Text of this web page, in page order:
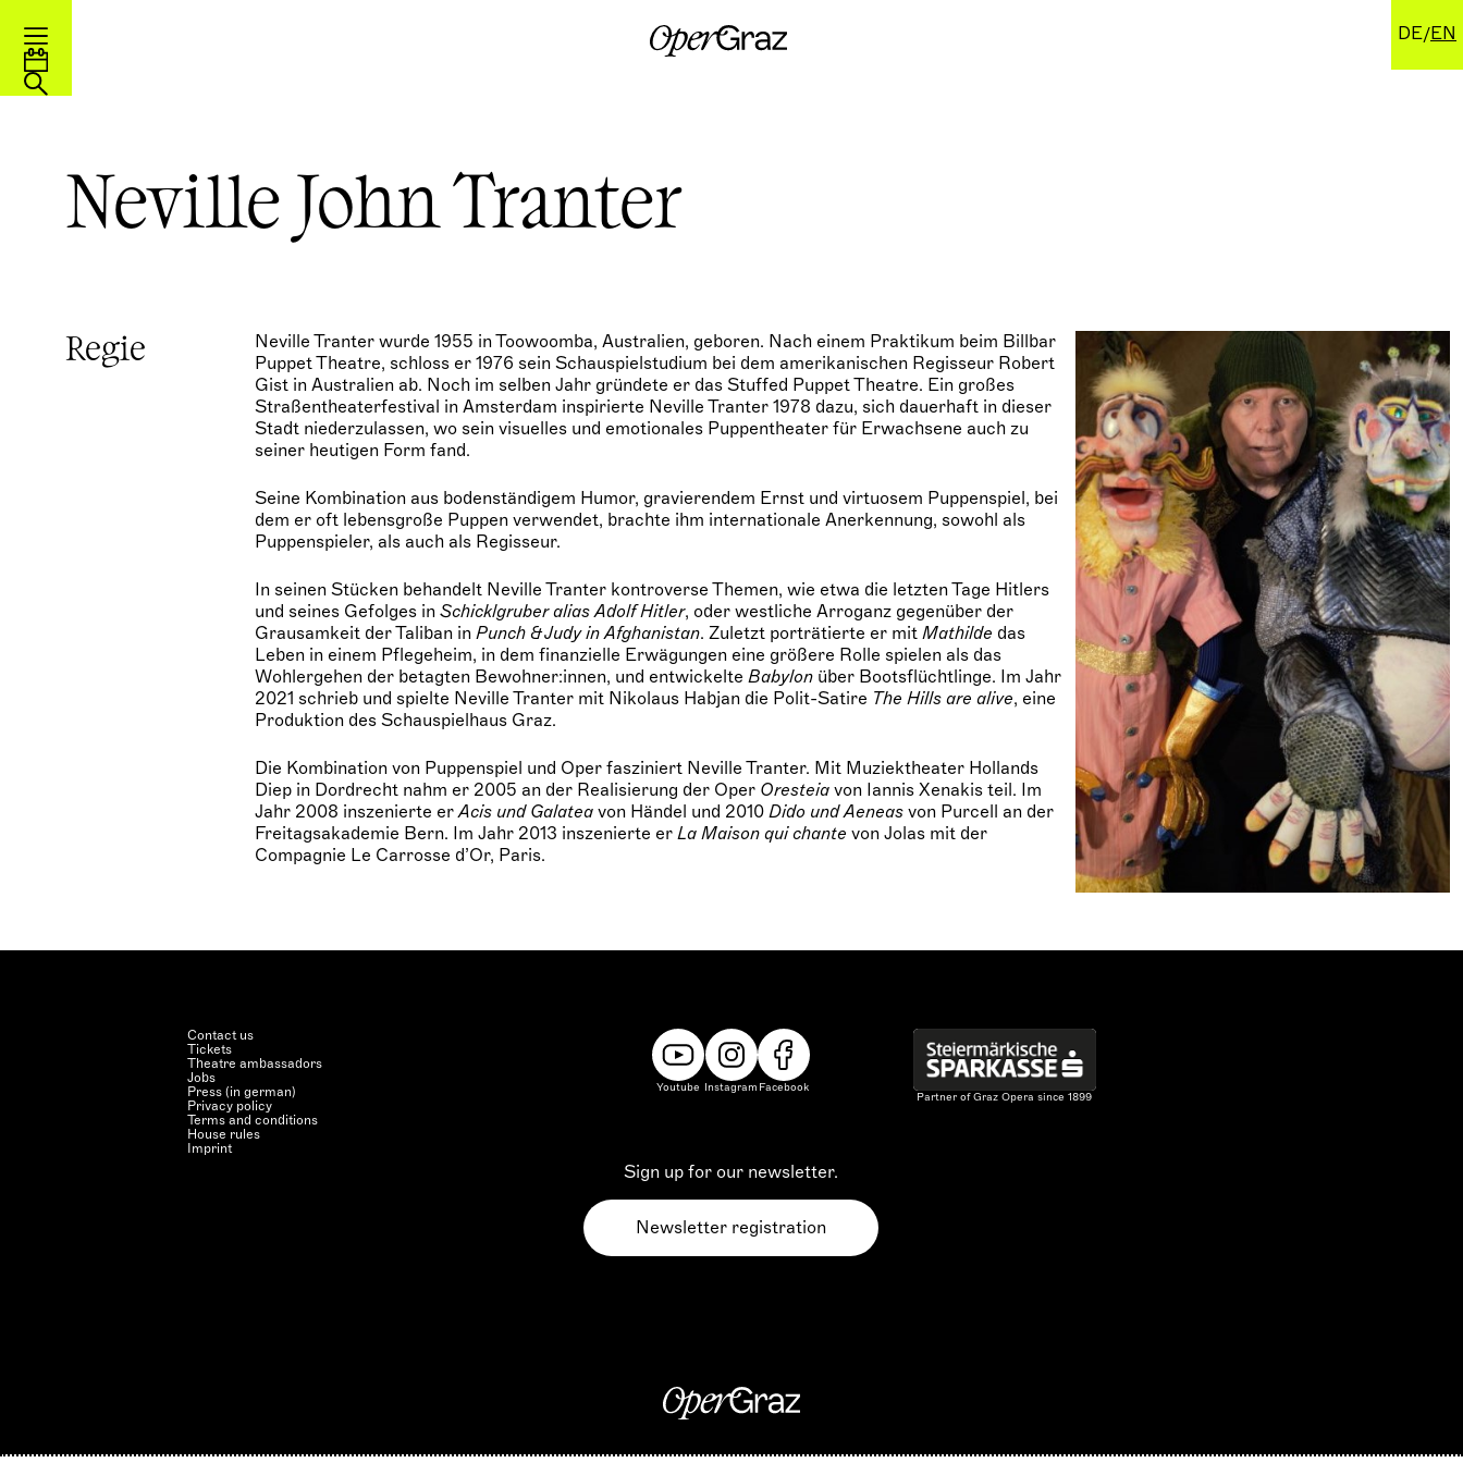
k
i
DE EN
Neville John Tranter
Neville Tranter wurde 1955 in Toowoomba, Australien, geboren. Nach einem Praktikum beim Billbar
Puppet Theatre, schloss er 1976 sein Schauspielstudium bei dem amerikanischen Regisseur Robert
Gist in Australien ab. Noch im selben Jahr gründete er das Stuffed Puppet Theatre. Ein großes
Straßentheaterfestival in Amsterdam inspirierte Neville Tranter 1978 dazu, sich dauerhaft in dieser
Stadt niederzulassen, wo sein visuelles und emotionales Puppentheater für Erwachsene auch zu
seiner heutigen Form fand.
Seine Kombination aus bodenständigem Humor, gravierendem Ernst und virtuosem Puppenspiel, bei
dem er oft lebensgroße Puppen verwendet, brachte ihm internationale Anerkennung, sowohl als
Puppenspieler, als auch als Regisseur.
In seinen Stücken behandelt Neville Tranter kontroverse Themen, wie etwa die letzten Tage Hitlers
und seines Gefolges inSchicklgruber alias Adolf Hitler, oder westliche Arroganz gegenüber der
Grausamkeit der Taliban inPunch & Judy in Afghanistan. Zuletzt porträtierte er mitMathilde das
Leben in einem Pflegeheim, in dem finanzielle Erwägungen eine größere Rolle spielen als das
Wohlergehen der betagten Bewohner:innen, und entwickelteBabylon über Bootsflüchtlinge. Im Jahr
2021 schrieb und spielte Neville Tranter mit Nikolaus Habjan die Polit-Satire The Hills are alive, eine
Produktion des Schauspielhaus Graz.
Die Kombination von Puppenspiel und Oper fasziniert Neville Tranter. Mit Muziektheater Hollands
Diep in Dordrecht nahm er 2005 an der Realisierung der Oper Oresteia von Iannis Xenakis teil. Im
Jahr 2008 inszenierte erAcis und Galatea von Händel und 2010Dido und Aeneas von Purcell an der
Freitagsakademie Bern. Im Jahr 2013 inszenierte erLa Maison qui chante von Jolas mit der
Compagnie Le Carrosse d’Or, Paris.
Regie
Contact us
Tickets
Theatre ambassadors
Jobs
Press (in german)
Privacy policy
Terms and conditions
House rules
Imprint
Youtube Instagram Facebook
Sign up for our newsletter.
Newsletter registration
Partner of Graz Opera since 1899